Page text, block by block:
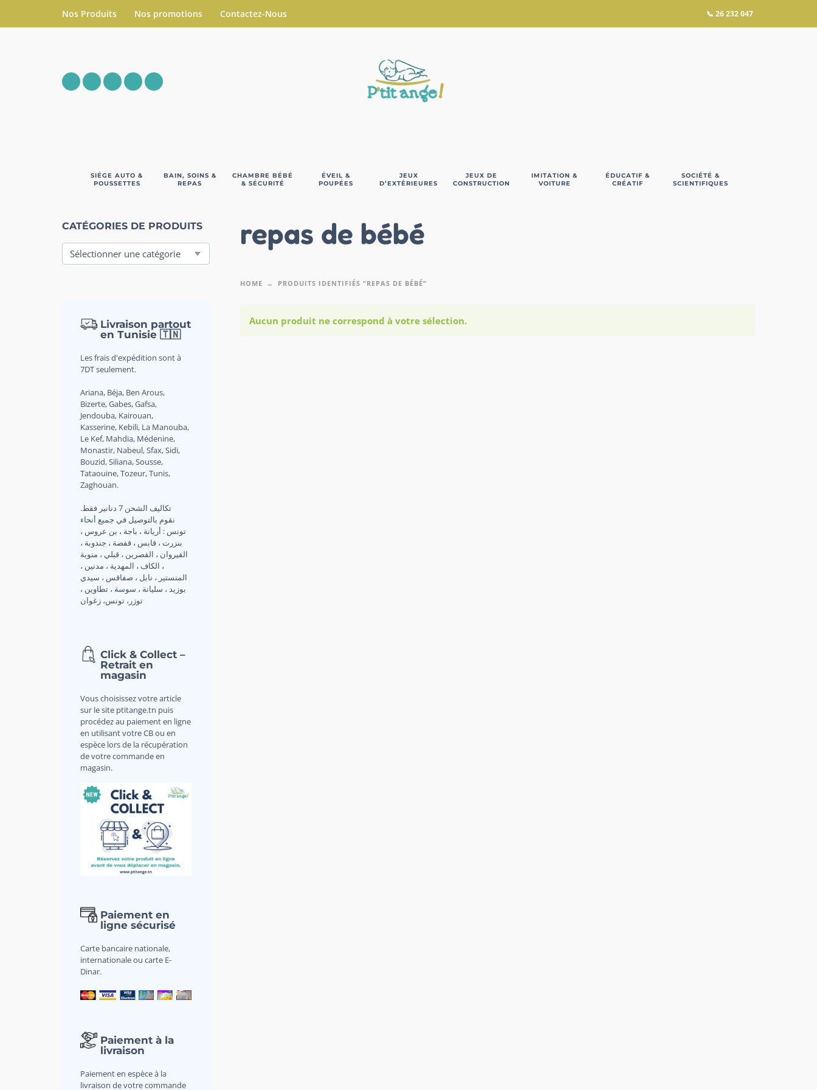
Nos Produits Nos promotions Contactez-Nous 📞 26 232 047
SIÉGE AUTO &
POUSSETTES
BAIN, SOINS &
REPAS
CHAMBRE BÉBÉ
& SÉCURITÉ
ÉVEIL &
POUPÉES
JEUX
D’EXTÉRIEURES
JEUX DE
CONSTRUCTION
IMITATION &
VOITURE
ÉDUCATIF &
CRÉATIF
SOCIÉTÉ &
SCIENTIFIQUES
CATÉGORIES DE PRODUITS
Livraison partout
en Tunisie 🇹🇳
Les frais d'expédition sont à
7DT seulement.
Ariana, Béja, Ben Arous,
Bizerte, Gabes, Gafsa,
Jendouba, Kairouan,
Kasserine, Kebili, La Manouba,
Le Kef, Mahdia, Médenine,
Monastir, Nabeul, Sfax, Sidi,
Bouzid, Siliana, Sousse,
Tataouine, Tozeur, Tunis,
Zaghouan.
.تكاليف الشحن 7 دنانير فقط
نقوم بالتوصيل في جميع أنحاء
تونس : أريانة ، باجة ، بن عروس ،
بنزرت ، قابس ، قفصة ، جندوبة ،
القيروان ، القصرين ، قبلي ، منوبة
، الكاف ، المهدية ، مدنين ،
المنستير ، نابل ، صفاقس ، سيدي
بوزيد ، سليانة ، سوسة ، تطاوين ،
توزر، تونس، زغوان
Click & Collect –
Retrait en
magasin
Vous choisissez votre article
sur le site ptitange.tn puis
procédez au paiement en ligne
en utilisant votre CB ou en
espèce lors de la récupération
de votre commande en
magasin.
Paiement en
ligne sécurisé
Carte bancaire nationale,
internationale ou carte E-
Dinar.
Paiement à la
livraison
Paiement en espèce à la
livraison de votre commande
repas de bébé
HOME PRODUITS IDENTIFIÉS “REPAS DE BÉBÉ”
Aucun produit ne correspond à votre sélection.